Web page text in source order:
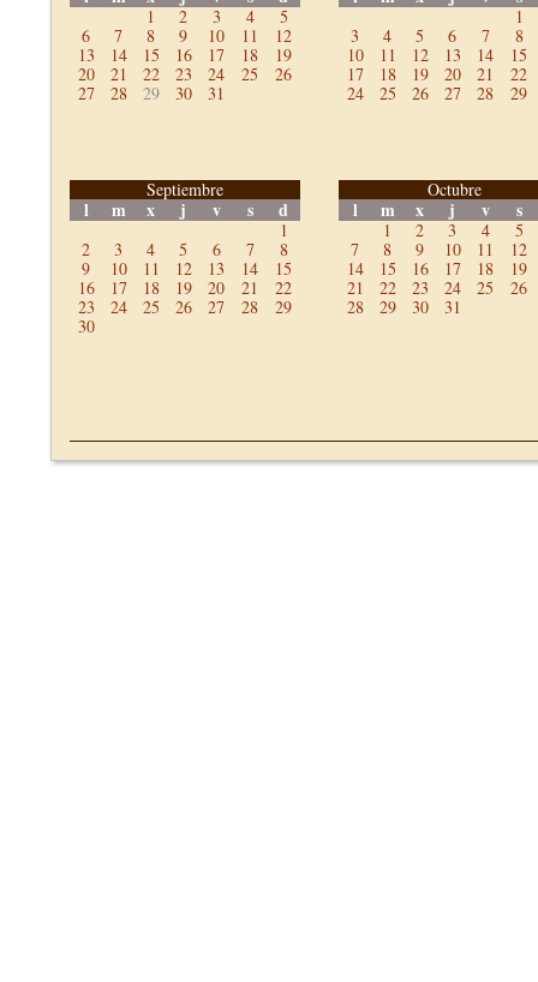
1 2 3 4
5
6
7 8 9 10 11
12
13
14 15 16 17 18
19
20
21 22 23 24 25
26
27
28 29 30 31
1
3
4 5 6 7
8
10
11 12 13 14
15
17
18 19 20 21
22
24
25 26 27 28 29
Septiembre
l m x j v s d
1
2
3 4 5 6 7
8
9
10 11 12 13 14
15
16
17 18 19 20 21
22
23
24 25 26 27 28
29
30
Octubre
l m x j v s
1 2 3 4
5
7
8 9 10 11
12
14
15 16 17 18
19
21
22 23 24 25
26
28
29 30 31